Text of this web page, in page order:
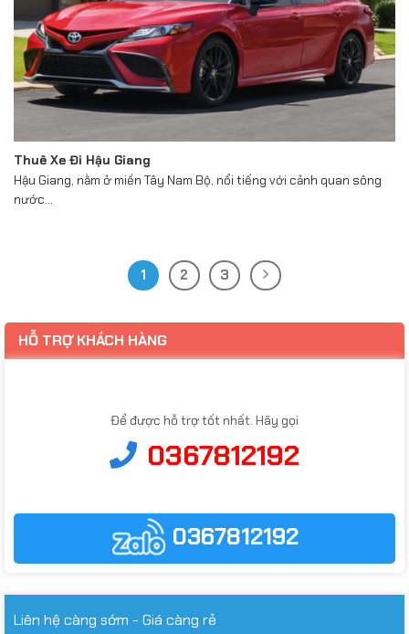
Thuê Xe Đi Hậu Giang
Hậu Giang, nằm ở miền Tây Nam Bộ, nổi tiếng với cảnh quan sông
nước...
1 2 3
HỖ TRỢ KHÁCH HÀNG
Để được hỗ trợ tốt nhất. Hãy gọi
0367812192
0367812192
Liên hệ càng sớm - Giá càng rẻ